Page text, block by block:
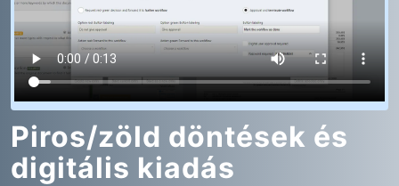
Piros/zöld döntések és
digitális kiadás